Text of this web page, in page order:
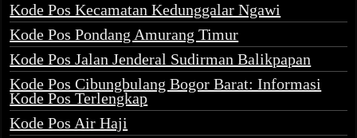
Kode Pos Kecamatan Kedunggalar Ngawi
Kode Pos Pondang Amurang Timur
Kode Pos Jalan Jenderal Sudirman Balikpapan
Kode Pos Cibungbulang Bogor Barat: Informasi
Kode Pos Terlengkap
Kode Pos Air Haji